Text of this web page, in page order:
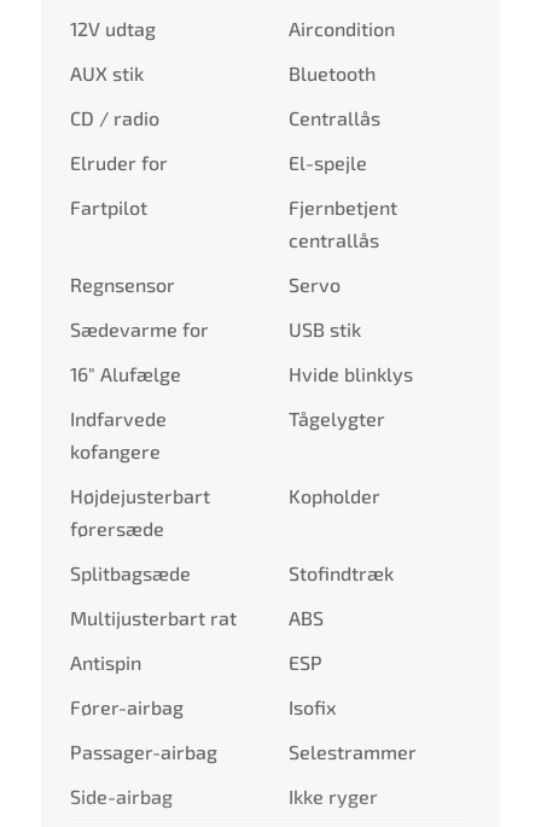
12V udtag
Aircondition
AUX stik
Bluetooth
CD / radio
Centrallås
Elruder for
El-spejle
Fartpilot
Fjernbetjent
centrallås
Regnsensor
Servo
Sædevarme for
USB stik
16" Alufælge
Hvide blinklys
Indfarvede
kofangere
Tågelygter
Højdejusterbart
førersæde
Kopholder
Splitbagsæde
Stofindtræk
Multijusterbart rat
ABS
Antispin
ESP
Fører-airbag
Isofix
Passager-airbag
Selestrammer
Side-airbag
Ikke ryger